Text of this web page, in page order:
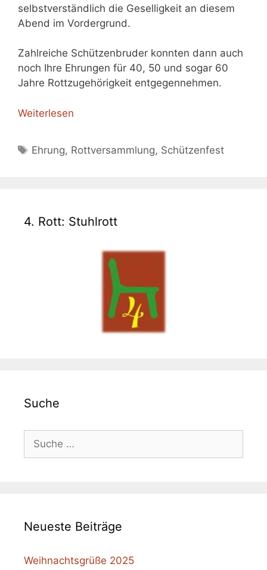
selbstverständlich die Geselligkeit an diesem
Abend im Vordergrund.
Zahlreiche Schützenbruder konnten dann auch
noch Ihre Ehrungen für 40, 50 und sogar 60
Jahre Rottzugehörigkeit entgegennehmen.
Weiterlesen
Schlagwörter
Ehrung, Rottversammlung, Schützenfest
4. Rott: Stuhlrott
Suche
Suche
nach:
Neueste Beiträge
Weihnachtsgrüße 2025